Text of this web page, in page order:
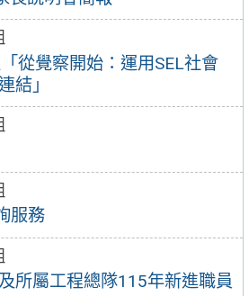
從覺察開始：運用SEL社會
結」
服務
所屬工程總隊115年新進職員